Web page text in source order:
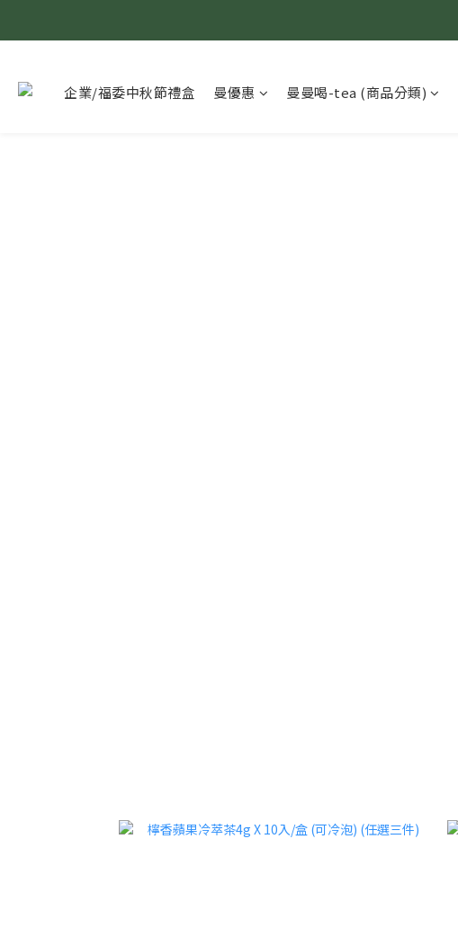
企業/福委中秋節禮盒 曼優惠 曼曼喝-tea (商品分類)